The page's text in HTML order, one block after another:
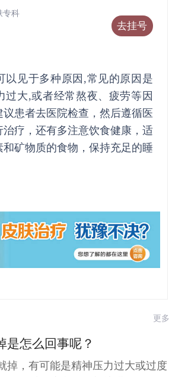
去挂号
专科
以见于多种原因,常见的原因是
过大,或者经常熬夜、疲劳等因
患者去医院检查，然后遵循医
疗，还有多注意饮食健康，适
矿物质的食物，保持充足的睡
更多
是怎么回事呢？
，有可能是精神压力过大或过度